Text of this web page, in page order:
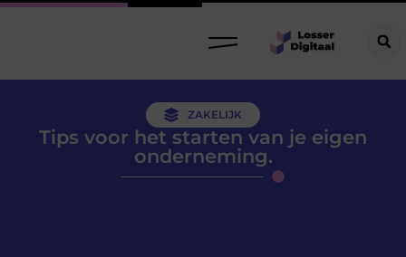
ZAKELIJK
Tips voor het starten van je eigen
onderneming.